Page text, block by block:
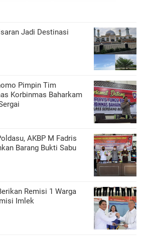
Jadi Destinasi
Pimpin Tim
Korbinmas Baharkam
AKBP M Fadris
Barang Bukti Sabu
Remisi 1 Warga
Imlek